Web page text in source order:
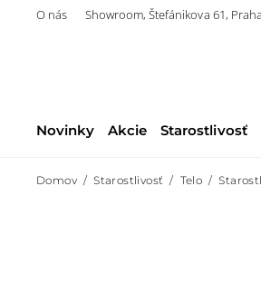
O nás Showroom, Štefánikova 61,
Novinky Akcie Starostlivosť
Domov Starostlivosť Telo